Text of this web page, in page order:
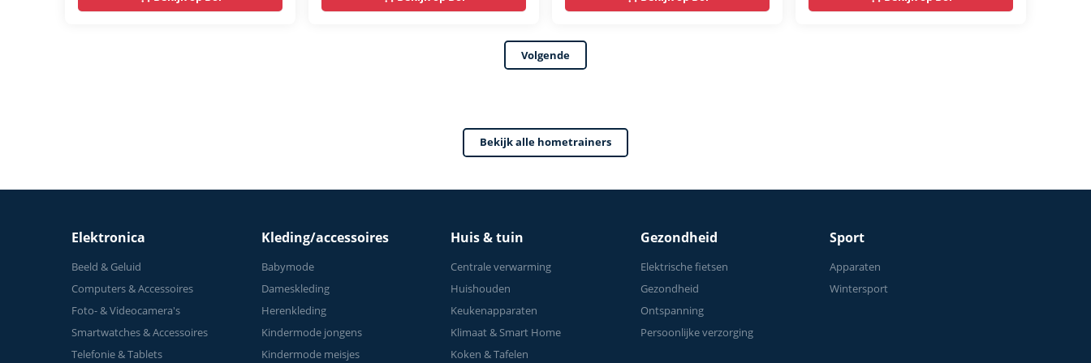
Bluetooth Kinomap & Zwift
Soepel & Stil – Verstelbaar
Volgende
Bekijk alle hometrainers
Elektronica
Beeld & Geluid
Computers & Accessoires
Foto- & Videocamera's
Smartwatches & Accessoires
Telefonie & Tablets
Kleding/accessoires
Babymode
Dameskleding
Herenkleding
Kindermode jongens
Kindermode meisjes
Huis & tuin
Centrale verwarming
Huishouden
Keukenapparaten
Klimaat & Smart Home
Koken & Tafelen
Gezondheid
Elektrische fietsen
Gezondheid
Ontspanning
Persoonlijke verzorging
Sport
Apparaten
Wintersport